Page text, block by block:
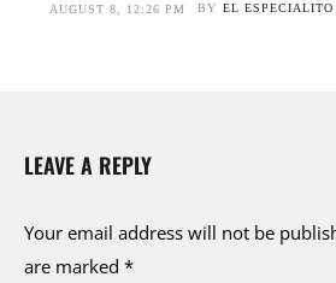
AUGUST 8, 12:26 PM BY EL ESPECIALITO
LEAVE A REPLY
Your email address will not be
are marked *